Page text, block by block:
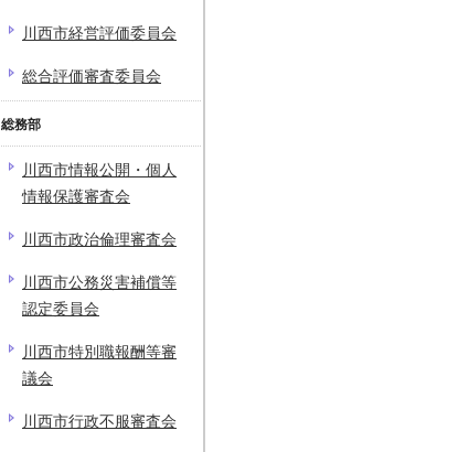
川西市経営評価委員会
総合評価審査委員会
総務部
川西市情報公開・個人
情報保護審査会
川西市政治倫理審査会
川西市公務災害補償等
認定委員会
川西市特別職報酬等審
議会
川西市行政不服審査会